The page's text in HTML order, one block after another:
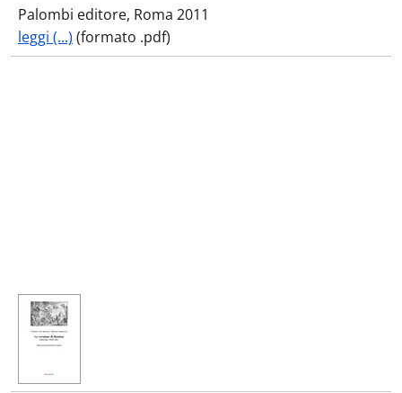
Palombi editore, Roma 2011
leggi (...) (formato .pdf)